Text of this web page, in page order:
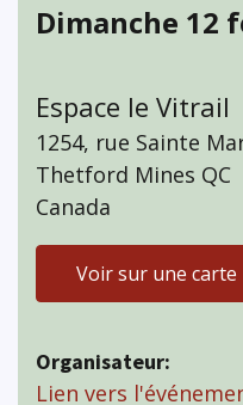
Dimanche 12
Espace le Vitrail
1254, rue Sainte
Thetford Mines QC
Canada
Voir sur une carte
Organisateur
Lien vers